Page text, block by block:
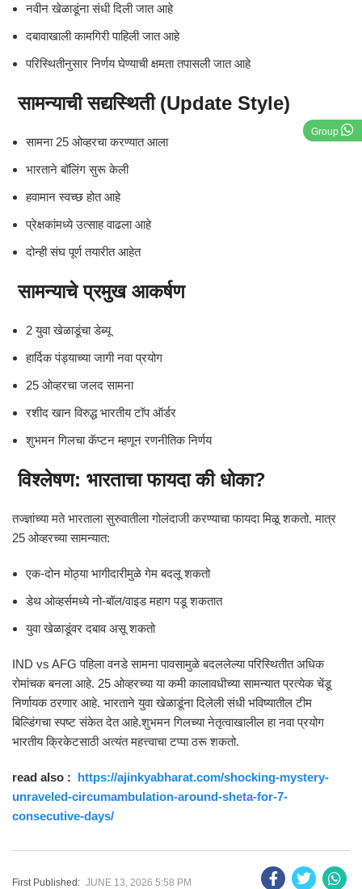
Group
नवीन खेळाडूंना संधी दिली जात आहे
दबावाखाली कामगिरी पाहिली जात आहे
परिस्थितीनुसार निर्णय घेण्याची क्षमता तपासली जात आहे
सामन्याची सद्यस्थिती (Update Style)
सामना 25 ओव्हरचा करण्यात आला
भारताने बॉलिंग सुरू केली
हवामान स्वच्छ होत आहे
प्रेक्षकांमध्ये उत्साह वाढला आहे
दोन्ही संघ पूर्ण तयारीत आहेत
सामन्याचे प्रमुख आकर्षण
2 युवा खेळाडूंचा डेब्यू
हार्दिक पंड्याच्या जागी नवा प्रयोग
25 ओव्हरचा जलद सामना
रशीद खान विरुद्ध भारतीय टॉप ऑर्डर
शुभमन गिलचा कॅप्टन म्हणून रणनीतिक निर्णय
विश्लेषण: भारताचा फायदा की धोका?
तज्ज्ञांच्या मते भारताला सुरुवातीला गोलंदाजी करण्याचा फायदा मिळू शकतो. मात्र
25 ओव्हरच्या सामन्यात:
एक-दोन मोठ्या भागीदारीमुळे गेम बदलू शकतो
डेथ ओव्हर्समध्ये नो-बॉल/वाइड महाग पडू शकतात
युवा खेळाडूंवर दबाव असू शकतो
IND vs AFG पहिला वनडे सामना पावसामुळे बदललेल्या परिस्थितीत अधिक
रोमांचक बनला आहे. 25 ओव्हरच्या या कमी कालावधीच्या सामन्यात प्रत्येक चेंडू
निर्णायक ठरणार आहे. भारताने युवा खेळाडूंना दिलेली संधी भविष्यातील टीम
बिल्डिंगचा स्पष्ट संकेत देत आहे.शुभमन गिलच्या नेतृत्वाखालील हा नवा प्रयोग
भारतीय क्रिकेटसाठी अत्यंत महत्त्वाचा टप्पा ठरू शकतो.
read also : https://ajinkyabharat.com/shocking-mystery-
unraveled-circumambulation-around-sheta-for-7-
consecutive-days/
First Published: JUNE 13, 2026 5:58 PM